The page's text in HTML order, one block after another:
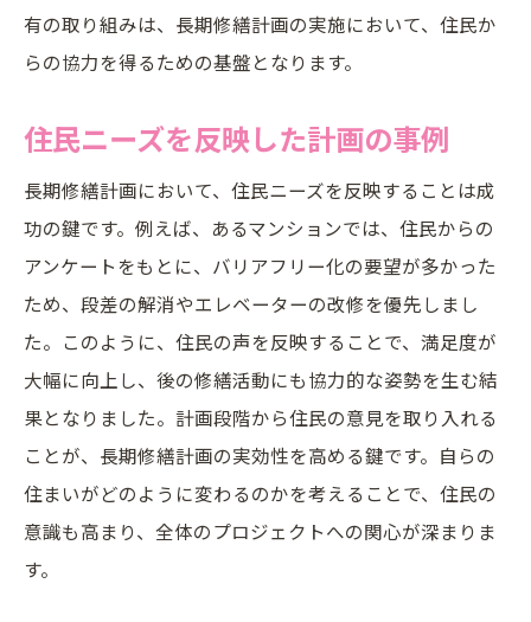
有の取り組みは、長期修繕計画の実施において、住民か
らの協力を得るための基盤となります。
住民ニーズを反映した計画の事例
長期修繕計画において、住民ニーズを反映することは成
功の鍵です。例えば、あるマンションでは、住民からの
アンケートをもとに、バリアフリー化の要望が多かった
ため、段差の解消やエレベーターの改修を優先しまし
た。このように、住民の声を反映することで、満足度が
大幅に向上し、後の修繕活動にも協力的な姿勢を生む結
果となりました。計画段階から住民の意見を取り入れる
ことが、長期修繕計画の実効性を高める鍵です。自らの
住まいがどのように変わるのかを考えることで、住民の
意識も高まり、全体のプロジェクトへの関心が深まりま
す。